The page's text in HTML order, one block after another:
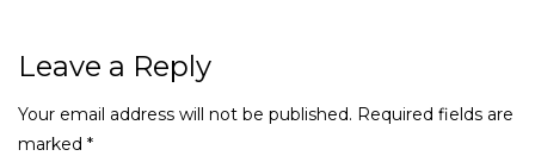
Leave a Reply
Your email address will not be published. Required fields are
marked *